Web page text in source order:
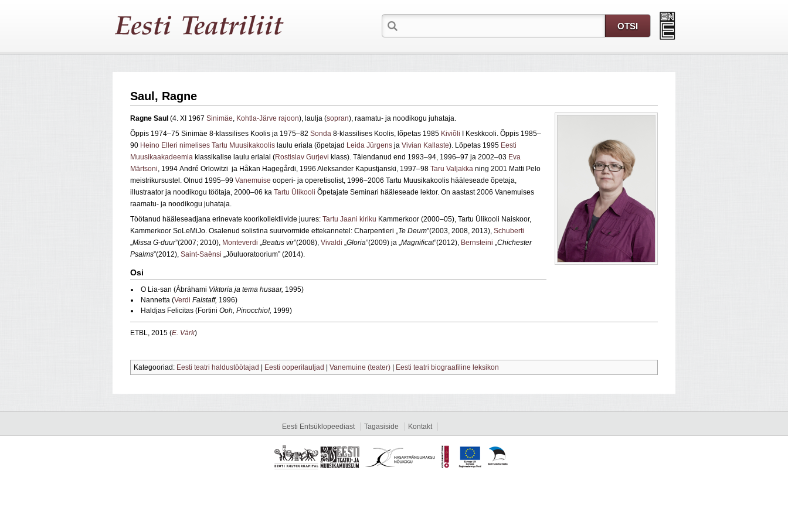
Saul, Ragne
Ragne Saul (4. XI 1967 Sinimäe, Kohtla-Järve rajoon), laulja (sopran), raamatu- ja noodikogu juhataja.
Õppis 1974–75 Sinimäe 8-klassilises Koolis ja 1975–82 Sonda 8-klassilises Koolis, lõpetas 1985 Kiviõli I Keskkooli. Õppis 1985–
90 Heino Elleri nimelises Tartu Muusikakoolis laulu eriala (õpetajad Leida Jürgens ja Vivian Kallaste). Lõpetas 1995 Eesti
Muusikaakadeemia klassikalise laulu erialal (Rostislav Gurjevi klass). Täiendanud end 1993–94, 1996–97 ja 2002–03 Eva
Märtsoni, 1994 André Orlowitzi ja Håkan Hagegårdi, 1996 Aleksander Kapustjanski, 1997–98 Taru Valjakka ning 2001 Matti Pelo
meistrikursustel. Olnud 1995–99 Vanemuise ooperi- ja operetisolist, 1996–2006 Tartu Muusikakoolis hääleseade õpetaja,
illustraator ja noodikogu töötaja, 2000–06 ka Tartu Ülikooli Õpetajate Seminari hääleseade lektor. On aastast 2006 Vanemuises
raamatu- ja noodikogu juhataja.
Töötanud hääleseadjana erinevate koorikollektiivide juures: Tartu Jaani kiriku Kammerkoor (2000–05), Tartu Ülikooli Naiskoor,
Kammerkoor SoLeMiJo. Osalenud solistina suurvormide ettekannetel: Charpentieri „Te Deum”(2003, 2008, 2013), Schuberti
„Missa G-duur”(2007; 2010), Monteverdi „Beatus vir”(2008), Vivaldi „Gloria”(2009) ja „Magnificat”(2012), Bernsteini „Chichester
Psalms”(2012), Saint-Saënsi „Jõuluoratoorium” (2014).
Osi
O Lia-san (Ábráhami Viktoria ja tema husaar, 1995)
Nannetta (Verdi Falstaff, 1996)
Haldjas Felicitas (Fortini Ooh, Pinocchio!, 1999)
ETBL, 2015 (E. Värk)
Kategooriad: Eesti teatri haldustöötajad Eesti ooperilauljad Vanemuine (teater) Eesti teatri biograafiline leksikon
Eesti Entsüklopeediast Tagasiside Kontakt